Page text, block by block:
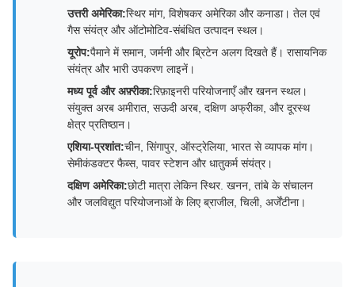
उत्तरी अमेरिका:स्थिर मांग, विशेषकर अमेरिका और कनाडा। तेल एवं
गैस संयंत्र और ऑटोमोटिव-संबंधित उत्पादन स्थल।
यूरोप:पैमाने में समान, जर्मनी और ब्रिटेन अलग दिखते हैं। रासायनिक
संयंत्र और भारी उपकरण लाइनें।
मध्य पूर्व और अफ़्रीका:रिफ़ाइनरी परियोजनाएँ और खनन स्थल।
संयुक्त अरब अमीरात, सऊदी अरब, दक्षिण अफ्रीका, और दूरस्थ
क्षेत्र प्रतिष्ठान।
एशिया-प्रशांत:चीन, सिंगापुर, ऑस्ट्रेलिया, भारत से व्यापक मांग।
सेमीकंडक्टर फैब्स, पावर स्टेशन और धातुकर्म संयंत्र।
दक्षिण अमेरिका:छोटी मात्रा लेकिन स्थिर. खनन, तांबे के संचालन
और जलविद्युत परियोजनाओं के लिए ब्राजील, चिली, अर्जेंटीना।